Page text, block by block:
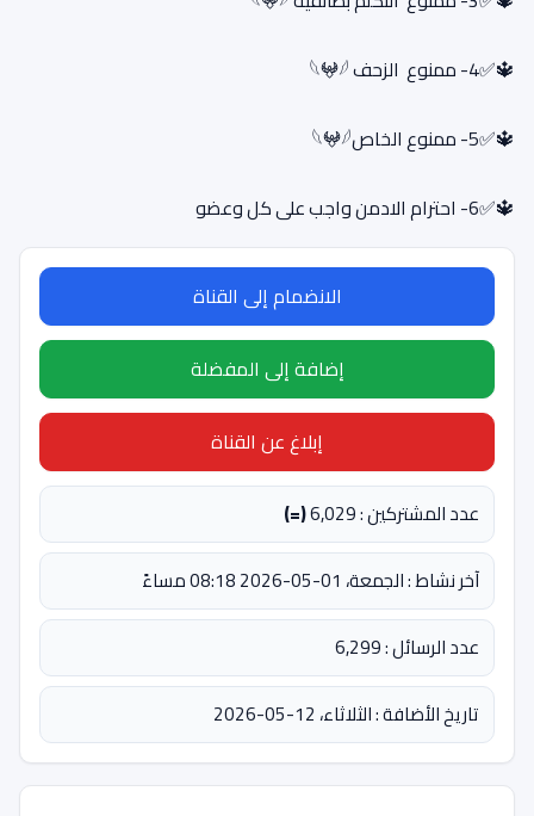
🔱✅4- ممنوع الزحف 𓆩𖤍𓆪
🔱✅5- ممنوع الخاص𓆩𖤍𓆪
🔱✅6- احترام الادمن واجب على كل وعضو
الانضمام إلى القناة
إضافة إلى المفضلة
إبلاغ عن القناة
عدد المشتركين : 6,029
(=)
آخر نشاط : الجمعة، 01-05-2026 08:18 مساءً
عدد الرسائل : 6,299
تاريخ الأضافة : الثلاثاء، 12-05-2026